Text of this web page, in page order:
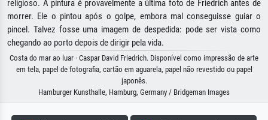
religioso. A pintura é provavelmente a última foto de Friedrich antes de
morrer. Ele o pintou após o golpe, embora mal conseguisse guiar o
pincel. Talvez fosse uma imagem de despedida: pode ser vista como
chegando ao porto depois de dirigir pela vida.
Costa do mar ao luar · Caspar David Friedrich. Disponível como impressão de arte
em tela, papel de fotografia, cartão em aguarela, papel não revestido ou papel
japonês.
Hamburger Kunsthalle, Hamburg, Germany / Bridgeman Images